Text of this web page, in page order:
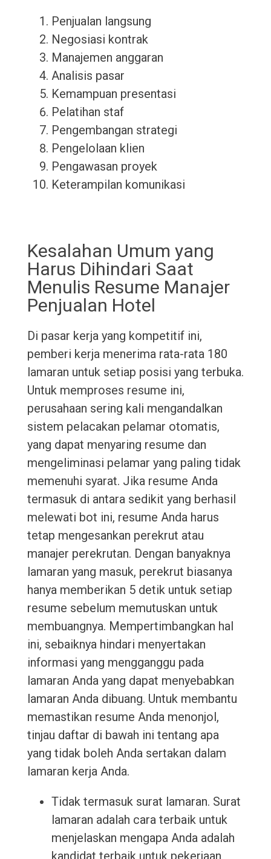
Penjualan langsung
Negosiasi kontrak
Manajemen anggaran
Analisis pasar
Kemampuan presentasi
Pelatihan staf
Pengembangan strategi
Pengelolaan klien
Pengawasan proyek
Keterampilan komunikasi
Kesalahan Umum yang
Harus Dihindari Saat
Menulis Resume Manajer
Penjualan Hotel
Di pasar kerja yang kompetitif ini,
pemberi kerja menerima rata-rata 180
lamaran untuk setiap posisi yang terbuka.
Untuk memproses resume ini,
perusahaan sering kali mengandalkan
sistem pelacakan pelamar otomatis,
yang dapat menyaring resume dan
mengeliminasi pelamar yang paling tidak
memenuhi syarat. Jika resume Anda
termasuk di antara sedikit yang berhasil
melewati bot ini, resume Anda harus
tetap mengesankan perekrut atau
manajer perekrutan. Dengan banyaknya
lamaran yang masuk, perekrut biasanya
hanya memberikan 5 detik untuk setiap
resume sebelum memutuskan untuk
membuangnya. Mempertimbangkan hal
ini, sebaiknya hindari menyertakan
informasi yang mengganggu pada
lamaran Anda yang dapat menyebabkan
lamaran Anda dibuang. Untuk membantu
memastikan resume Anda menonjol,
tinjau daftar di bawah ini tentang apa
yang tidak boleh Anda sertakan dalam
lamaran kerja Anda.
Tidak termasuk surat lamaran. Surat
lamaran adalah cara terbaik untuk
menjelaskan mengapa Anda adalah
kandidat terbaik untuk pekerjaan